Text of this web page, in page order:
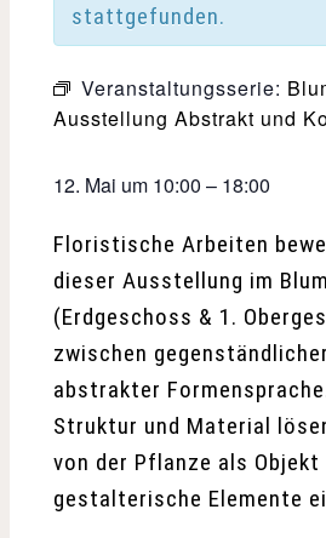
stattgefunden.
Veranstaltungsserie:
Ausstellung Abstrakt und
12. Mai um 10:00 – 18:00
Floristische Arbeiten
dieser Ausstellung im
(Erdgeschoss & 1.
zwischen
abstrakter
Struktur und Material
von der Pflanze als Objekt
gestalterische Elemente